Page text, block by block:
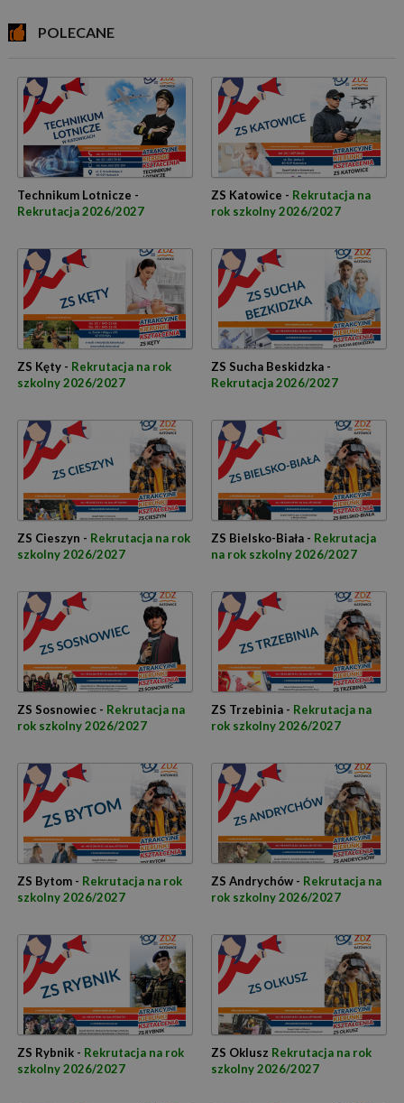
POLECANE
Technikum Lotnicze -
Rekrutacja 2026/2027
ZS Katowice - Rekrutacja na
rok szkolny 2026/2027
ZS Kęty - Rekrutacja na rok
szkolny 2026/2027
ZS Sucha Beskidzka -
Rekrutacja 2026/2027
ZS Cieszyn - Rekrutacja na rok
szkolny 2026/2027
ZS Bielsko-Biała - Rekrutacja
na rok szkolny 2026/2027
ZS Sosnowiec - Rekrutacja na
rok szkolny 2026/2027
ZS Trzebinia - Rekrutacja na
rok szkolny 2026/2027
ZS Bytom - Rekrutacja na rok
szkolny 2026/2027
ZS Andrychów - Rekrutacja na
rok szkolny 2026/2027
ZS Rybnik - Rekrutacja na rok
szkolny 2026/2027
ZS Oklusz Rekrutacja na rok
szkolny 2026/2027